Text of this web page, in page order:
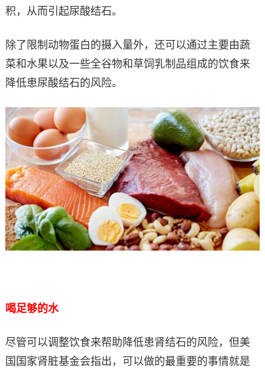
积，从而引起尿酸结石。
除了限制动物蛋白的摄入量外，还可以通过主要由蔬
菜和水果以及一些全谷物和草饲乳制品组成的饮食来
降低患尿酸结石的风险。
喝足够的水
尽管可以调整饮食来帮助降低患肾结石的风险，但美
国国家肾脏基金会指出，可以做的最重要的事情就是